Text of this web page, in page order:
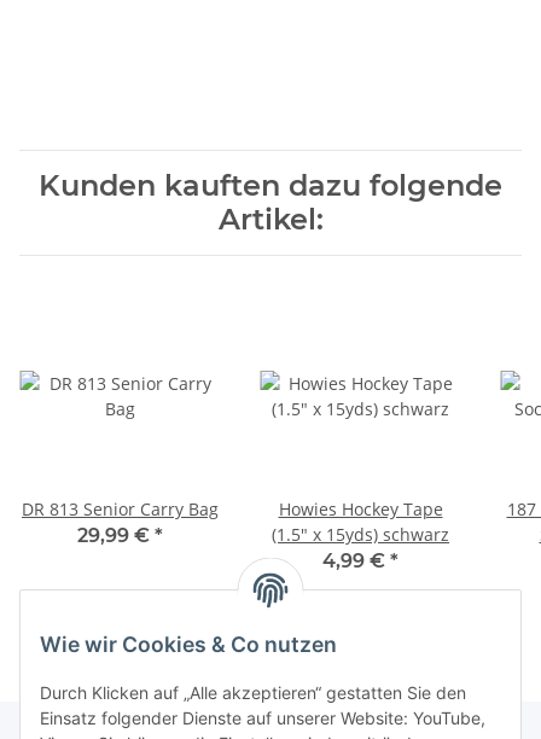
Kunden kauften dazu folgende
Artikel:
DR 813 Senior Carry Bag
29,99 € *
Howies Hockey Tape
(1.5" x 15yds) schwarz
4,99 € *
187
Wie wir Cookies & Co nutzen
Durch Klicken auf „Alle akzeptieren“ gestatten Sie den
Einsatz folgender Dienste auf unserer Website: YouTube,